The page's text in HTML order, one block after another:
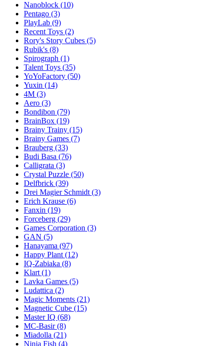
Nanoblock (10)
Pentago (3)
PlayLab (9)
Recent Toys (2)
Rory's Story Cubes (5)
Rubik's (8)
Spirograph (1)
Talent Toys (35)
YoYoFactory (50)
Yuxin (14)
4M (3)
Aero (3)
Bondibon (79)
BrainBox (19)
Brainy Trainy (15)
Brainy Games (7)
Brauberg (33)
Budi Basa (76)
Calligrata (3)
Crystal Puzzle (50)
Delfbrick (39)
Drei Magier Schmidt (3)
Erich Krause (6)
Fanxin (19)
Forceberg (29)
Games Corporation (3)
GAN (5)
Hanayama (97)
Happy Plant (12)
IQ-Zabiaka (8)
Klart (1)
Lavka Games (5)
Ludattica (2)
Magic Moments (21)
Magnetic Cube (15)
Master IQ (68)
MC-Basir(8)
Miadolla (21)
Ninja Fish (4)